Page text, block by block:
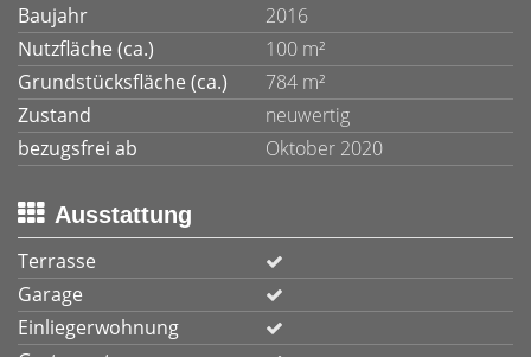
Baujahr
2016
Nutzfläche (ca.)
100 m²
Grundstücksfläche (ca.)
784 m²
Zustand
neuwertig
bezugsfrei ab
Oktober 2020
Ausstattung
Terrasse
Garage
Einliegerwohnung